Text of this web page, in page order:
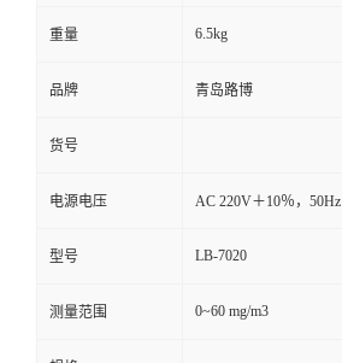
方
式
在
线
重量 6.5kg
品牌 青岛路博
货号
电源电压 AC 220V＋10％，50Hz
型号 LB-7020
测量范围 0~60 mg/m3